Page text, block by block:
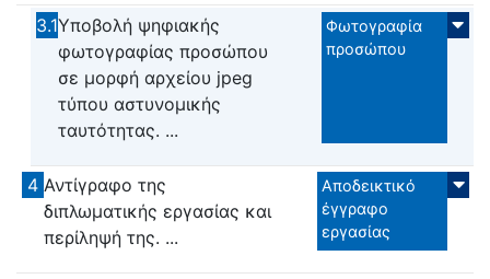
3.1Υποβολή ψηφιακής
φωτογραφίας προσώπου
σε μορφή αρχείου jpeg
τύπου αστυνομικής
ταυτότητας. ...
Φωτογραφία
προσώπου
4 Αντίγραφο της
διπλωματικής εργασίας και
περίληψή της. ...
Αποδεικτικό
έγγραφο
εργασίας